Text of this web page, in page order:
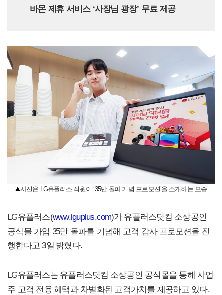
바몬 제휴 서비스 ‘사장님 광장’ 무료 제공
사진은 LG유플러스 직원이 ‘35만 돌파 기념 프로모션’을 소개하는 모습
LG유플러스(www.lguplus.com)가 유플러스닷컴 소상공인
공식몰 가입 35만 돌파를 기념해 고객 감사 프로모션을 진
행한다고 3일 밝혔다.
LG유플러스는 유플러스닷컴 소상공인 공식몰을 통해 사업
주 고객 전용 혜택과 차별화된 고객가치를 제공하고 있다.